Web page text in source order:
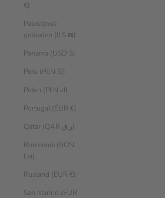
€)
Palestijnse
gebieden (ILS ₪)
Panama (USD $)
Peru (PEN S/)
Polen (PLN zł)
Portugal (EUR €)
Qatar (QAR ر.ق)
Roemenië (RON
Lei)
Rusland (EUR €)
San Marino (EUR